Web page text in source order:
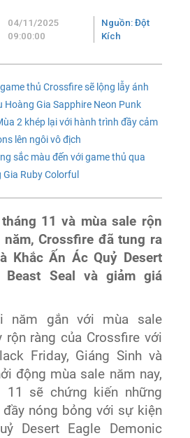
04/11/2025
09:00:00
Nguồn: Đột
Kích
thủ Crossfire sẽ lộng lẫy ánh
Hoàng Gia Sapphire Neon Punk
2 khép lại với hành trình đầy cảm
lên ngôi vô địch
sắc màu đến với game thủ qua
Ruby Colorful
11 và mùa sale rộn
Crossfire đã tung ra
Khắc Ấn Ác Quỷ Desert
Beast Seal và giảm giá
năm gắn với mùa sale
rộn ràng của Crossfire với
Friday, Giáng Sinh và
động mùa sale năm nay,
11 sẽ chứng kiến những
nóng bỏng với sự kiện
Desert Eagle Demonic